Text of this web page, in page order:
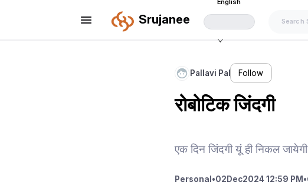
Srujanee
English
Pallavi Pal Follow
रोबोटिक जिंदगी
एक दिन जिंदगी यूं ही निकल जायेगी
Personal •02 Dec2024 12:59 PM •